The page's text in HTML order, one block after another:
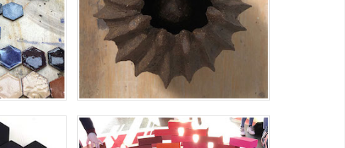
ECOLE DESIGN NANTES ATLANTIQUE -